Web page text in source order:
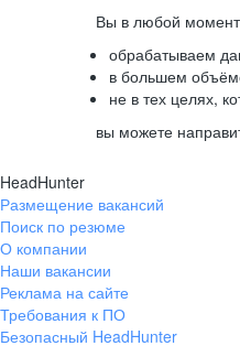
Вы в любой момент
обрабатываем
в большем
не в тех целях,
вы можете
HeadHunter
Размещение вакансий
Поиск по резюме
О компании
Наши вакансии
Реклама на сайте
Требования к ПО
Безопасный HeadHunter